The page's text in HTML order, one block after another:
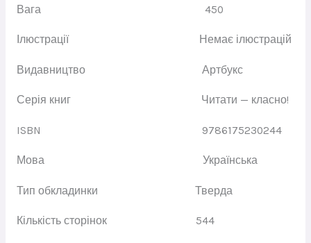
Вага 450
Ілюстрації Немає ілюстрацій
Видавництво Артбукс
Серія книг Читати — класно!
ISBN 9786175230244
Мова Українська
Тип обкладинки Тверда
Кількість сторінок 544